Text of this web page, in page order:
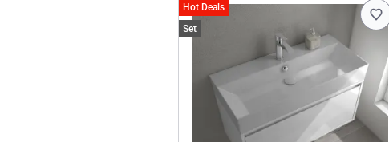
Hot Deals
Set